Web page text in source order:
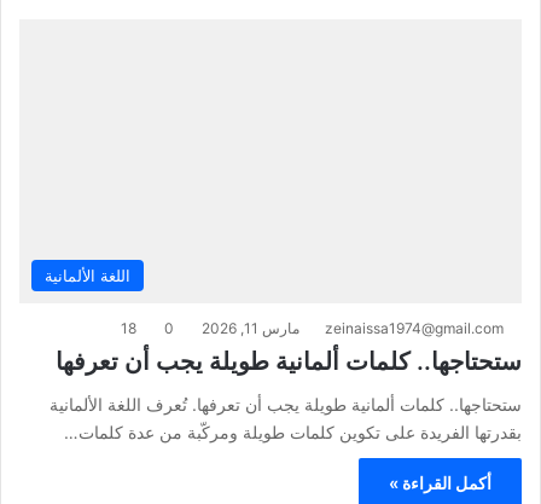
اللغة الألمانية
zeinaissa1974@gmail.com مارس 11, 2026 0
18
ستحتاجها.. كلمات ألمانية طويلة يجب أن تعرفها
ستحتاجها.. كلمات ألمانية طويلة يجب أن تعرفها. تُعرف اللغة الألمانية
بقدرتها الفريدة على تكوين كلمات طويلة ومركّبة من عدة كلمات…
أكمل القراءة »